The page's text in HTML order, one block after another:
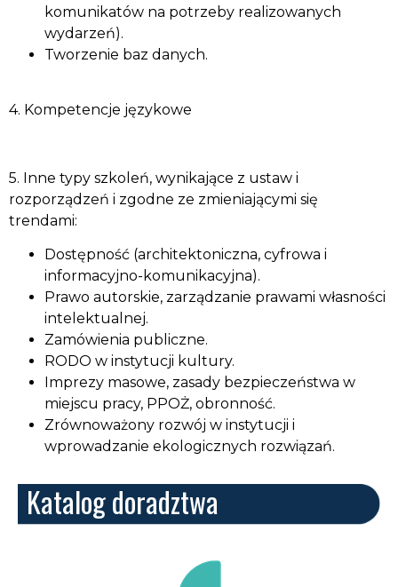
komunikatów na potrzeby realizowanych
wydarzeń).
Tworzenie baz danych.
4. Kompetencje językowe
5. Inne typy szkoleń, wynikające z ustaw i
rozporządzeń i zgodne ze zmieniającymi się
trendami:
Dostępność (architektoniczna, cyfrowa i
informacyjno-komunikacyjna).
Prawo autorskie, zarządzanie prawami własności
intelektualnej.
Zamówienia publiczne.
RODO w instytucji kultury.
Imprezy masowe, zasady bezpieczeństwa w
miejscu pracy, PPOŻ, obronność.
Zrównoważony rozwój w instytucji i
wprowadzanie ekologicznych rozwiązań.
Katalog doradztwa